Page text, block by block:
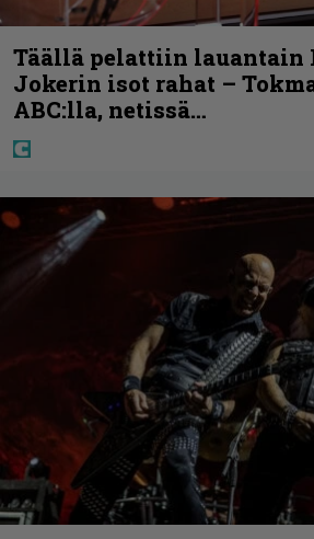
Täällä pelattiin lauantain
Jokerin isot rahat –
ABC:lla, netissä…